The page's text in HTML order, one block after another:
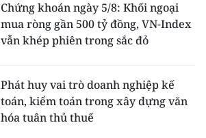
Chứng khoán ngày 5/8: Khối ngoại
mua ròng gần 500 tỷ đồng, VN-Index
vẫn khép phiên trong sắc đỏ
Phát huy vai trò doanh nghiệp kế
toán, kiểm toán trong xây dựng văn
hóa tuân thủ thuế